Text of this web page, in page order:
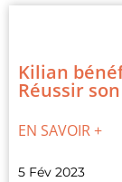
Kilian
Réussir
EN SAVOIR +
5 Fév 2023